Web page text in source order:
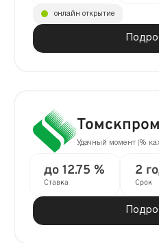
онлайн открытие
Удачный момент (%
до 12.75 %
Ставка
2
Срок